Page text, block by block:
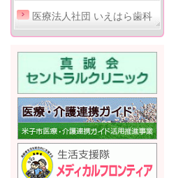
医療法人社団 いえはら歯科